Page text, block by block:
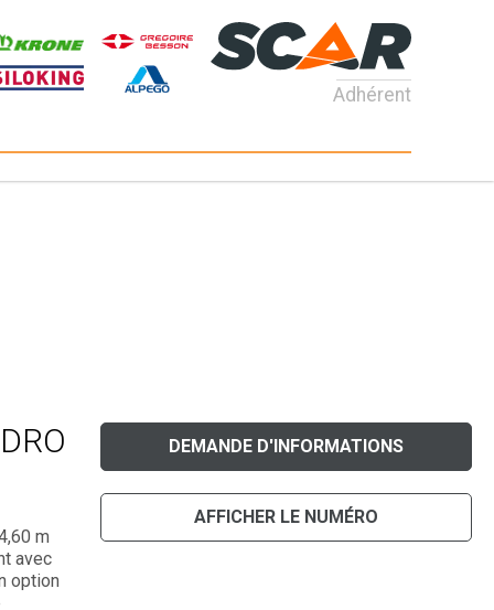
Adhérent
m
avec
option
DEMANDE D'INFORMATIONS
AFFICHER LE NUMÉRO